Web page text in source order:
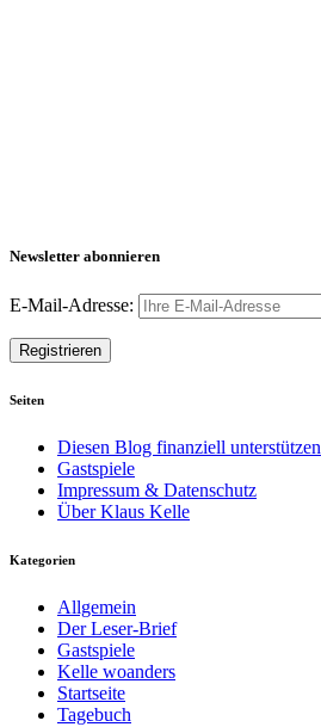
Newsletter abonnieren
E-Mail-Adresse:
Seiten
Diesen Blog finanziell unterstützen
Gastspiele
Impressum & Datenschutz
Über Klaus Kelle
Kategorien
Allgemein
Der Leser-Brief
Gastspiele
Kelle woanders
Startseite
Tagebuch